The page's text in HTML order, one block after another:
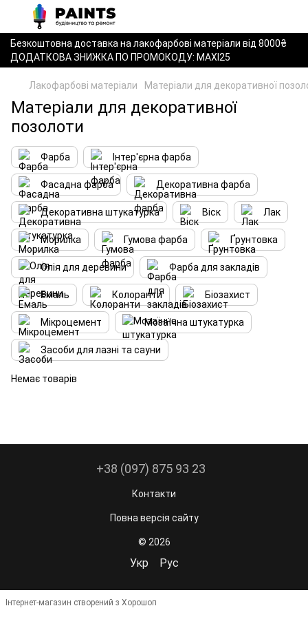
Безкоштовна доставка на лакофарбові матеріали від 8000₴
ДОДАТКОВА ЗНИЖКА ПО ПРОМОКОДУ: MAXI25
Лакофарбові матеріали Матеріали для декоративної
Матеріали для декоративної
позолоти
Фарба Інтер'єрна фарба
Фасадна фарба Декоративна фарба
Декоративна штукатурка Віск Лак
Морилка Гумова фарба Ґрунтовка
Олія для деревини Фарба для закладів
Емаль Колоранти Біозахист
Мікроцемент Мозаїчна штукатурка
Засоби для лазні та сауни
Немає товарів
+38 (097) 875 93 23
Контакти
Повна версія сайту
© 2026
Укр Рус
Інтернет-магазин створений з Хорошоп